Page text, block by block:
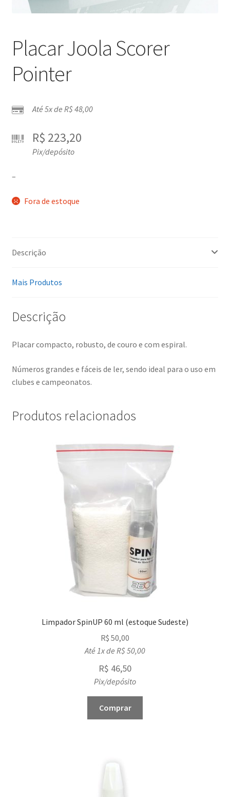
Placar Joola Scorer
Pointer
Até 5x de R$48,00
R$ 223,20
Pix/depósito
–
Fora de estoque
Descrição
Mais Produtos
Descrição
Placar compacto, robusto, de couro e com espiral.
Números grandes e fáceis de ler, sendo ideal para o uso em
clubes e campeonatos.
Produtos relacionados
Limpador SpinUP 60 ml (estoque Sudeste)
R$ 50,00
Até 1x de R$50,00
R$ 46,50
Pix/depósito
Comprar